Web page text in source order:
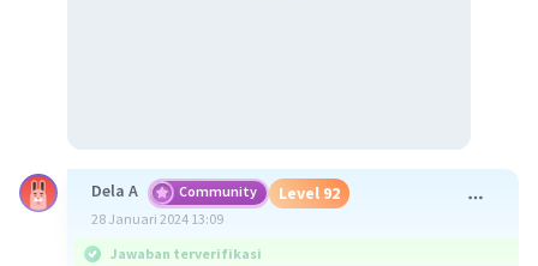
Dela A Community Level 92
28 Januari 2024 13:09
Jawaban terverifikasi